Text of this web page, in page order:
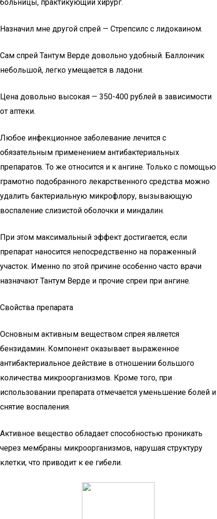
больницы, практикующий хирург.
Назначил мне другой спрей — Стрепсилс с лидокаином.
Сам спрей Тантум Верде довольно удобный. Баллончик
небольшой, легко умещается в ладони.
Цена довольно высокая — 350-400 рублей в зависимости
от аптеки.
Любое инфекционное заболевание лечится с
обязательным применением антибактериальных
препаратов. То же относится и к ангине. Только с помощью
грамотно подобранного лекарственного средства можно
удалить бактериальную микрофлору, вызывающую
воспаление слизистой оболочки и миндалин.
При этом максимальный эффект достигается, если
препарат наносится непосредственно на пораженный
участок. Именно по этой причине особенно часто врачи
назначают Тантум Верде и прочие спреи при ангине.
Свойства препарата
Основным активным веществом спрея является
бензидамин. Компонент оказывает выраженное
антибактериальное действие в отношении большого
количества микроорганизмов. Кроме того, при
использовании препарата отмечается уменьшение болей и
снятие воспаления.
Активное вещество обладает способностью проникать
через мембраны микроорганизмов, нарушая структуру
клетки, что приводит к ее гибели.